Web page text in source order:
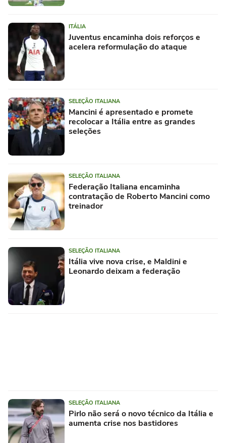
ITÁLIA
Juventus encaminha dois reforços e
acelera reformulação do ataque
SELEÇÃO ITALIANA
Mancini é apresentado e promete
recolocar a Itália entre as grandes
seleções
SELEÇÃO ITALIANA
Federação Italiana encaminha
contratação de Roberto Mancini como
treinador
SELEÇÃO ITALIANA
Itália vive nova crise, e Maldini e
Leonardo deixam a federação
SELEÇÃO ITALIANA
Pirlo não será o novo técnico da Itália e
aumenta crise nos bastidores